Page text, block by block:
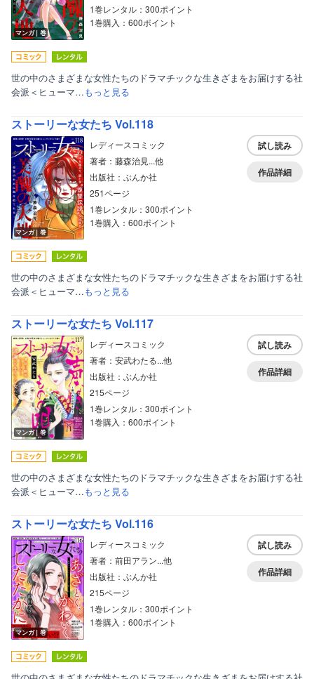
マンガ｜巻
1巻レンタル：300ポイント
1巻購入：600ポイント
世の中のさまざまな女性たちのドラマチックな生きざまをお届けする社
会派＜ヒューマ…もっと見る
ストーリーな女たち Vol.118
マンガ｜巻
レディースコミック
著者：藤森治見...他
出版社：ぶんか社
251ページ
1巻レンタル：300ポイント
1巻購入：600ポイント
試し読み
作品詳細
世の中のさまざまな女性たちのドラマチックな生きざまをお届けする社
会派＜ヒューマ…もっと見る
ストーリーな女たち Vol.117
マンガ｜巻
レディースコミック
著者：安武わたる...他
出版社：ぶんか社
215ページ
1巻レンタル：300ポイント
1巻購入：600ポイント
試し読み
作品詳細
世の中のさまざまな女性たちのドラマチックな生きざまをお届けする社
会派＜ヒューマ…もっと見る
ストーリーな女たち Vol.116
マンガ｜巻
レディースコミック
著者：前田アラン...他
出版社：ぶんか社
215ページ
1巻レンタル：300ポイント
1巻購入：600ポイント
試し読み
作品詳細